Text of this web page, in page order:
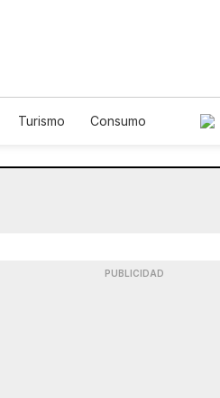
Turismo
Consumo
PUBLICIDAD